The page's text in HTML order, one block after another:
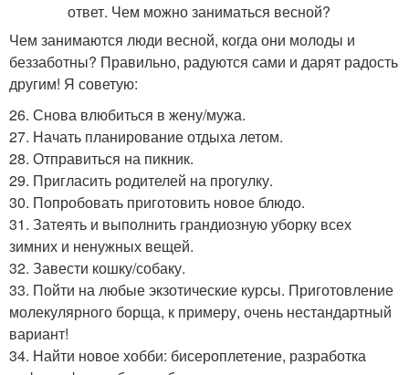
Чем занимаются люди весной, когда они молоды и
беззаботны? Правильно, радуются сами и дарят радость
другим! Я советую:
26. Снова влюбиться в жену/мужа.
27. Начать планирование отдыха летом.
28. Отправиться на пикник.
29. Пригласить родителей на прогулку.
30. Попробовать приготовить новое блюдо.
31. Затеять и выполнить грандиозную уборку всех
зимних и ненужных вещей.
32. Завести кошку/собаку.
33. Пойти на любые экзотические курсы. Приготовление
молекулярного борща, к примеру, очень нестандартный
вариант!
34. Найти новое хобби: бисероплетение, разработка